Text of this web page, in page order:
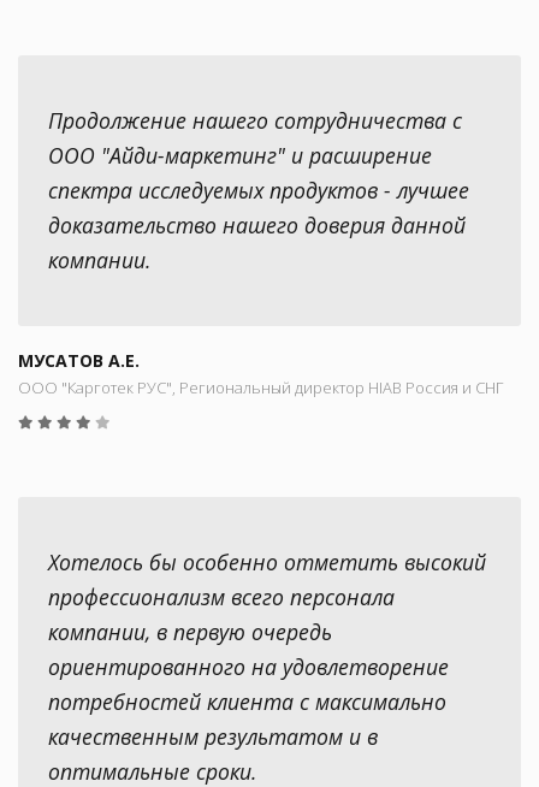
Продолжение нашего сотрудничества с
ООО "Айди-маркетинг" и расширение
спектра исследуемых продуктов - лучшее
доказательство нашего доверия данной
компании.
МУСАТОВ А.Е.
ООО "Карготек РУС", Региональный директор HIAB Россия и СНГ
Хотелось бы особенно отметить высокий
профессионализм всего персонала
компании, в первую очередь
ориентированного на удовлетворение
потребностей клиента с максимально
качественным результатом и в
оптимальные сроки.